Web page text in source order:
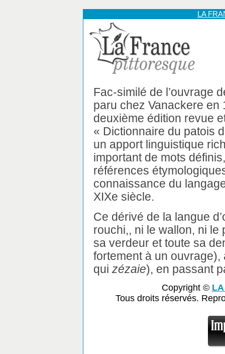
LA
Fac-similé de l’ouvrage
paru chez Vanackere en
deuxième édition revue
« Dictionnaire du patois
un apport linguistique
important de mots
références
connaissance du
XIXe siècle.
Ce dérivé de la langue
rouchi,, ni le wallon, ni le
sa verdeur et toute sa
fortement à un
qui zézaie), en passant
Copyright ©
Tous droits réservés.